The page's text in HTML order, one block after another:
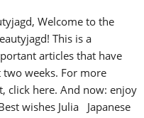
Welcome to the
This is a
articles that have
weeks. For more
click here. And now: enjoy
wishes Julia Japanese